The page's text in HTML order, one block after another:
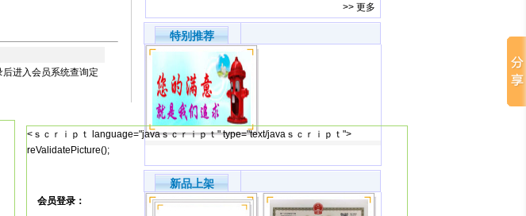
进入会员系统查询定
<ｓｃｒｉｐｔ language="javaｓｃｒｉｐｔ" type="text/javaｓｃｒｉｐｔ">
reValidatePicture();
会员登录：
>> 更多
特别推荐
新品上架